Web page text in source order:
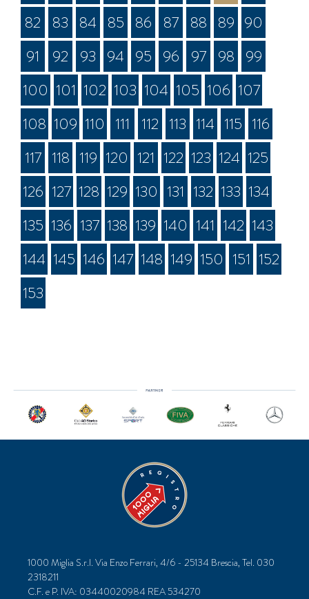
82
83 84 85 86 87 88 89 90
91
92 93 94 95 96 97 98 99
100 101 102 103 104 105 106 107
108 109 110 111 112 113 114 115 116
117 118 119 120 121 122 123 124 125
126 127 128 129 130 131 132 133 134
135 136 137 138 139 140 141 142 143
144 145 146 147 148 149 150 151 152
153
1000 Miglia S.r.l. Via Enzo Ferrari, 4/6 - 25134 Brescia, Tel. 030
2318211
C.F. e P. IVA: 03440020984 REA 534270